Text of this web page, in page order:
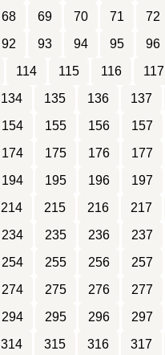
68 69 70 71 72
92 93 94 95 96
114 115 116 117
134 135 136 137
154 155 156 157
174 175 176 177
194 195 196 197
214 215 216 217
234 235 236 237
254 255 256 257
274 275 276 277
294 295 296 297
314 315 316 317